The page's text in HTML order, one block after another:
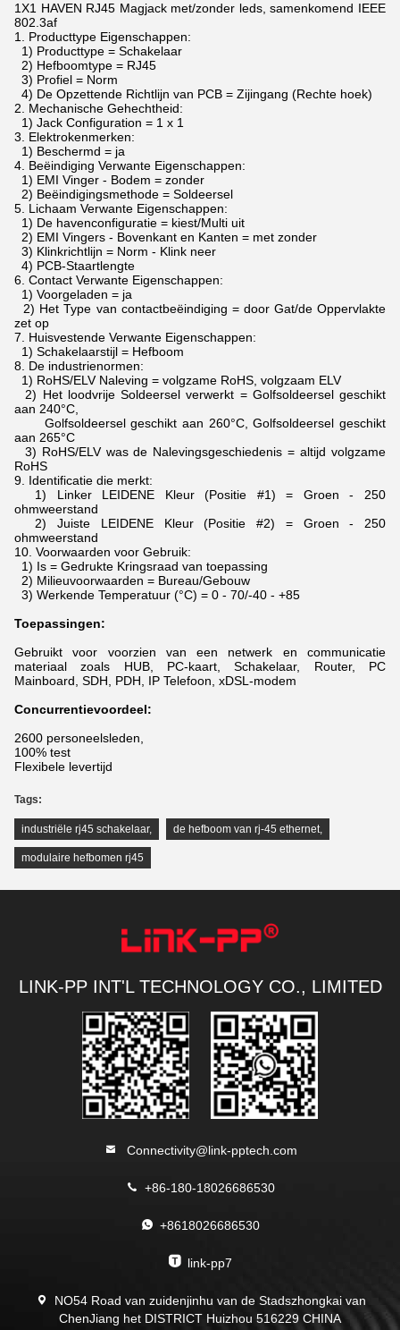
1X1 HAVEN RJ45 Magjack met/zonder leds, samenkomend IEEE
802.3af
1. Producttype Eigenschappen:
1) Producttype = Schakelaar
2) Hefboomtype = RJ45
3) Profiel = Norm
4) De Opzettende Richtlijn van PCB = Zijingang (Rechte hoek)
2. Mechanische Gehechtheid:
1) Jack Configuration = 1 x 1
3. Elektrokenmerken:
1) Beschermd = ja
4. Beëindiging Verwante Eigenschappen:
1) EMI Vinger - Bodem = zonder
2) Beëindigingsmethode = Soldeersel
5. Lichaam Verwante Eigenschappen:
1) De havenconfiguratie = kiest/Multi uit
2) EMI Vingers - Bovenkant en Kanten = met zonder
3) Klinkrichtlijn = Norm - Klink neer
4) PCB-Staartlengte
6. Contact Verwante Eigenschappen:
1) Voorgeladen = ja
2) Het Type van contactbeëindiging = door Gat/de Oppervlakte
zet op
7. Huisvestende Verwante Eigenschappen:
1) Schakelaarstijl = Hefboom
8. De industrienormen:
1) RoHS/ELV Naleving = volgzame RoHS, volgzaam ELV
2) Het loodvrije Soldeersel verwerkt = Golfsoldeersel geschikt
aan 240°C,
Golfsoldeersel geschikt aan 260°C, Golfsoldeersel geschikt
aan 265°C
3) RoHS/ELV was de Nalevingsgeschiedenis = altijd volgzame
RoHS
9. Identificatie die merkt:
1) Linker LEIDENE Kleur (Positie #1) = Groen - 250
ohmweerstand
2) Juiste LEIDENE Kleur (Positie #2) = Groen - 250
ohmweerstand
10. Voorwaarden voor Gebruik:
1) Is = Gedrukte Kringsraad van toepassing
2) Milieuvoorwaarden = Bureau/Gebouw
3) Werkende Temperatuur (°C) = 0 - 70/-40 - +85
Toepassingen:
Gebruikt voor voorzien van een netwerk en communicatie
materiaal zoals HUB, PC-kaart, Schakelaar, Router, PC
Mainboard, SDH, PDH, IP Telefoon, xDSL-modem
Concurrentievoordeel:
2600 personeelsleden,
100% test
Flexibele levertijd
Tags:
industriële rj45 schakelaar, de hefboom van rj-45 ethernet,
modulaire hefbomen rj45
LINK-PP INT'L TECHNOLOGY CO., LIMITED
Connectivity@link-pptech.com
+86-180-18026686530
+8618026686530
link-pp7
NO54 Road van zuidenjinhu van de Stadszhongkai van
ChenJiang het DISTRICT Huizhou 516229 CHINA